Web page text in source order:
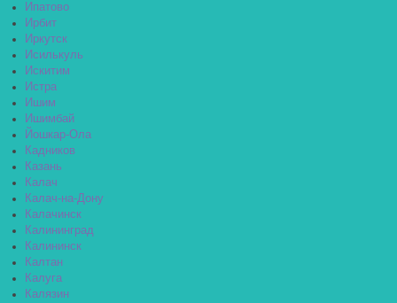
Ипатово
Ирбит
Иркутск
Исилькуль
Искитим
Истра
Ишим
Ишимбай
Йошкар-Ола
Кадников
Казань
Калач
Калач-на-Дону
Калачинск
Калининград
Калининск
Калтан
Калуга
Калязин